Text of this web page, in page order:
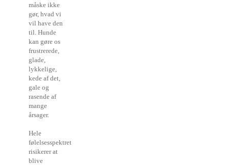
måske ikke
gør, hvad vi
vil have den
til. Hunde
kan gøre os
frustrerede,
glade,
lykkelige,
kede af det,
gale og
rasende af
mange
årsager.
Hele
følelsesspektret
risikerer at
blive